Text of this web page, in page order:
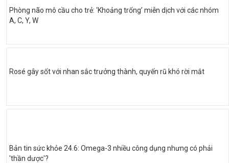
Phòng não mô cầu cho trẻ: ‘Khoảng trống’ miễn dịch với các nhóm
A, C, Y, W
Rosé gây sốt với nhan sắc trưởng thành, quyến rũ khó rời mắt
Bản tin sức khỏe 24.6: Omega-3 nhiều công dụng nhưng có phải
'thần dược'?